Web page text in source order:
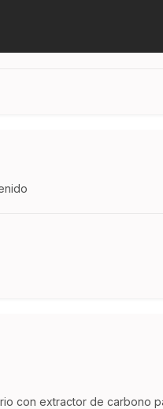
con extractor de carbono